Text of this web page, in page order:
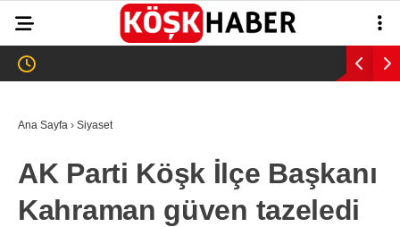
WhatsApp İhbar
Hattı
36.4°
ASAYİŞ
EĞİTİM
Ana Sayfa › Siyaset
AK Parti Köşk İlçe Başkanı
Kahraman güven tazeledi